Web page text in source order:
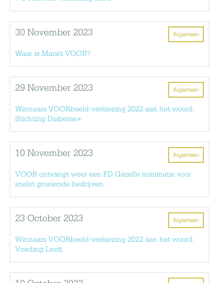
Algemeen
30 November 2023
Waar is Mariët VOOR?
Algemeen
29 November 2023
Winnaars VOORbeeld-verkiezing 2022 aan het woord:
Stichting Diabetes+
Algemeen
10 November 2023
VOOR ontvangt weer een FD Gazelle nominatie voor
snelst groeiende bedrijven.
Algemeen
23 October 2023
Winnaars VOORbeeld-verkiezing 2022 aan het woord:
Voeding Leeft